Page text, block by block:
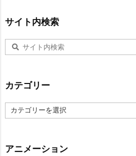
サイト内検索
カテゴリー
テ
ー
アニメーション